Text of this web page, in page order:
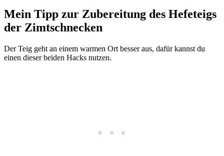
Mein Tipp zur Zubereitung des Hefeteigs
der Zimtschnecken
Der Teig geht an einem warmen Ort besser aus, dafür kannst du
einen dieser beiden Hacks nutzen.